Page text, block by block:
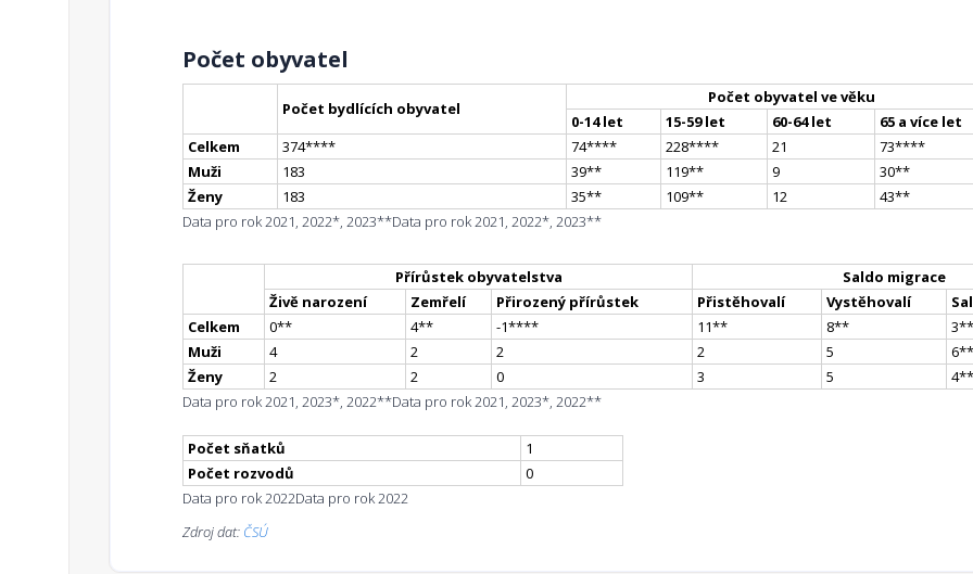
Počet obyvatel
Počet bydlících obyvatel
Počet obyvatel ve věku
0-14 let
15-59 let 60-64 let
65 a více let
Celkem
374**** 74**** 228**** 21 73****
Muži
183 39** 119** 9 30**
Ženy
183 35** 109** 12 43**
Data pro rok 2021, 2022*, 2023**Data pro rok 2021, 2022*, 2023**
Přírůstek obyvatelstva
Saldo migrace
Živě narození
Zemřelí Přirozený přírůstek Přistěhovalí Vystěhovalí
Celkem
0** 4** -1**** 11** 8** 3**
Muži
4 2 2 2 5 6**
Ženy
2 2 0 3 5 4**
Data pro rok 2021, 2023*, 2022**Data pro rok 2021, 2023*, 2022**
Počet sňatků
1
Počet rozvodů
0
Data pro rok 2022Data pro rok 2022
Zdroj dat: ČSÚ